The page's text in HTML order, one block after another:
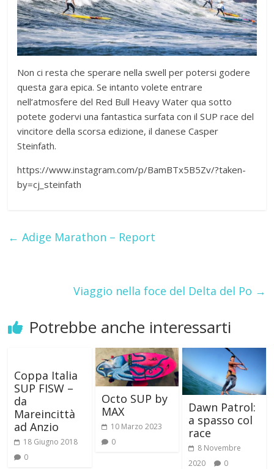
Non ci resta che sperare nella swell per potersi godere
questa gara epica. Se intanto volete entrare
nell’atmosfere del Red Bull Heavy Water qua sotto
potete godervi una fantastica surfata con il SUP race del
vincitore della scorsa edizione, il danese Casper
Steinfath.
https://www.instagram.com/p/BamBTx5B5Zv/?taken-
by=cj_steinfath
← Adige Marathon – Report
Viaggio nella foce del Delta del Po →
Potrebbe anche interessarti
Coppa Italia
SUP FISW –
da
Mareincittà
ad Anzio
18 Giugno 2018
0
Octo SUP by
MAX
10 Marzo 2023
0
Dawn Patrol:
a spasso col
race
8 Novembre
2020
0